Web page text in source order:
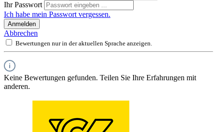
Ihr Passwort
Ich habe mein Passwort vergessen.
Anmelden
Abbrechen
Bewertungen nur in der aktuellen Sprache anzeigen.
Keine Bewertungen gefunden. Teilen Sie Ihre Erfahrungen mit
anderen.